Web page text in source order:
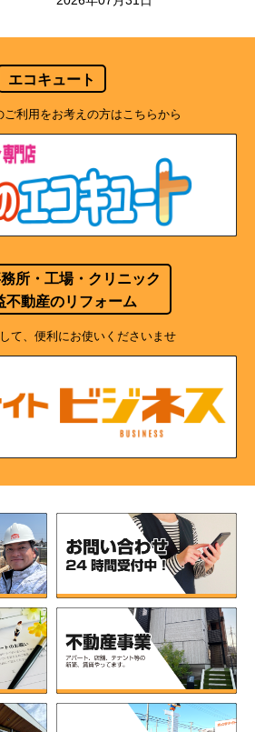
エコキュート
ご利用をお考えの方はこちらから
所・工場・クリニック
不動産のリフォーム
て、便利にお使いくださいませ